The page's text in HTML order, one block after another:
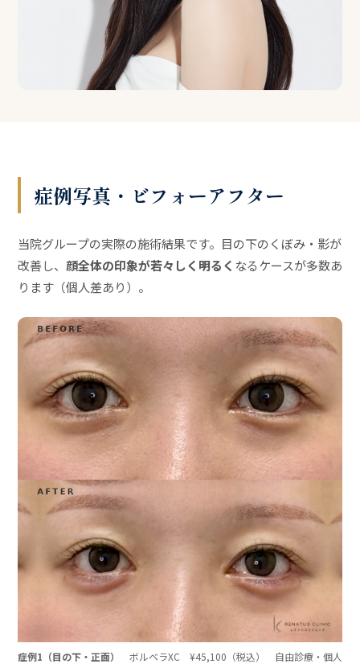
症例写真・ビフォーアフター
当院グループの実際の施術結果です。目の下のくぼみ・影が
改善し、 顔全体の印象が若々しく明るく なるケースが多数あ
ります（個人差あり）。
症例1（目の下・正面）
ボルベラXC ¥45,100（税込） 自由診療・個人